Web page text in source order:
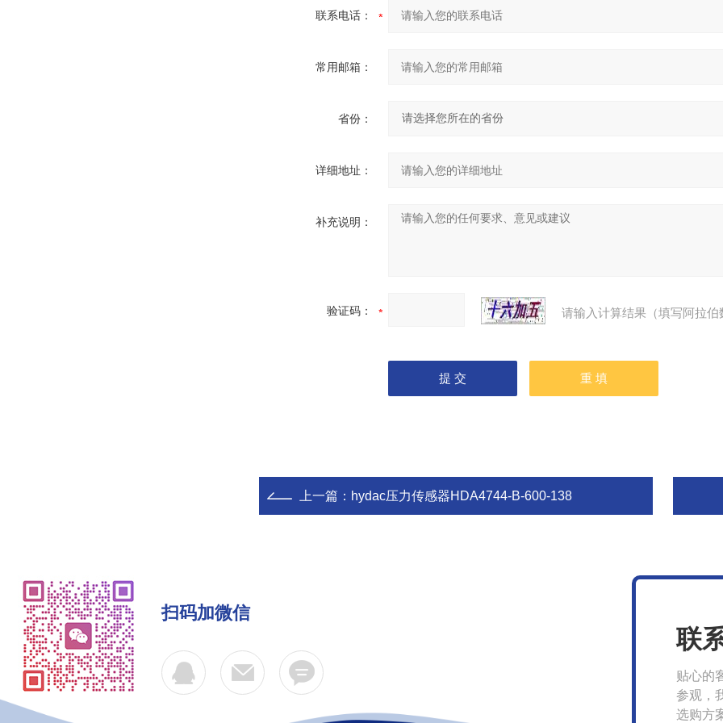
联系电话：
常用邮箱：
省份：
详细地址：
补充说明：
验证码： 请输入计算结果（填写阿拉
上一篇： hydac压力传感器HDA4744-B-600-138
扫码加微信
联
贴心的
参观，
选购方